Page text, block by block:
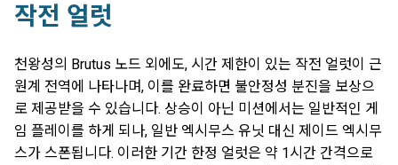
작전 얼럿
천왕성의 Brutus 노드 외에도, 시간 제한이 있는 작전 얼럿이 근
원계 전역에 나타나며, 이를 완료하면 불안정성 분진을 보상으
로 제공받을 수 있습니다. 상승이 아닌 미션에서는 일반적인 게
임 플레이를 하게 되나, 일반 엑시무스 유닛 대신 제이드 엑시무
스가 스폰됩니다. 이러한 기간 한정 얼럿은 약 1시간 간격으로